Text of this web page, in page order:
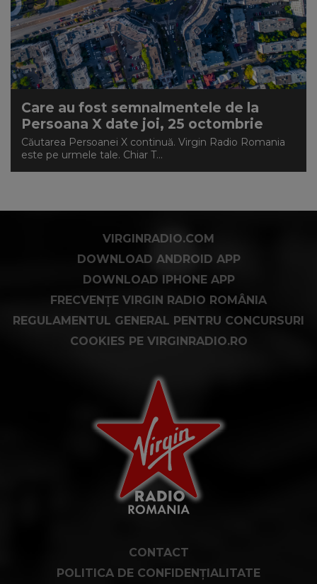
Care au fost semnalmentele de la
Persoana X date joi, 25 octombrie
Căutarea Persoanei X continuă. Virgin Radio Romania
este pe urmele tale. Chiar T...
VIRGINRADIO.COM
DOWNLOAD ANDROID APP
DOWNLOAD IPHONE APP
FRECVENȚE VIRGIN RADIO ROMÂNIA
REGULAMENTUL GENERAL PENTRU CONCURSURI
COOKIES PE VIRGINRADIO.RO
CONTACT
POLITICA DE CONFIDENȚIALITATE